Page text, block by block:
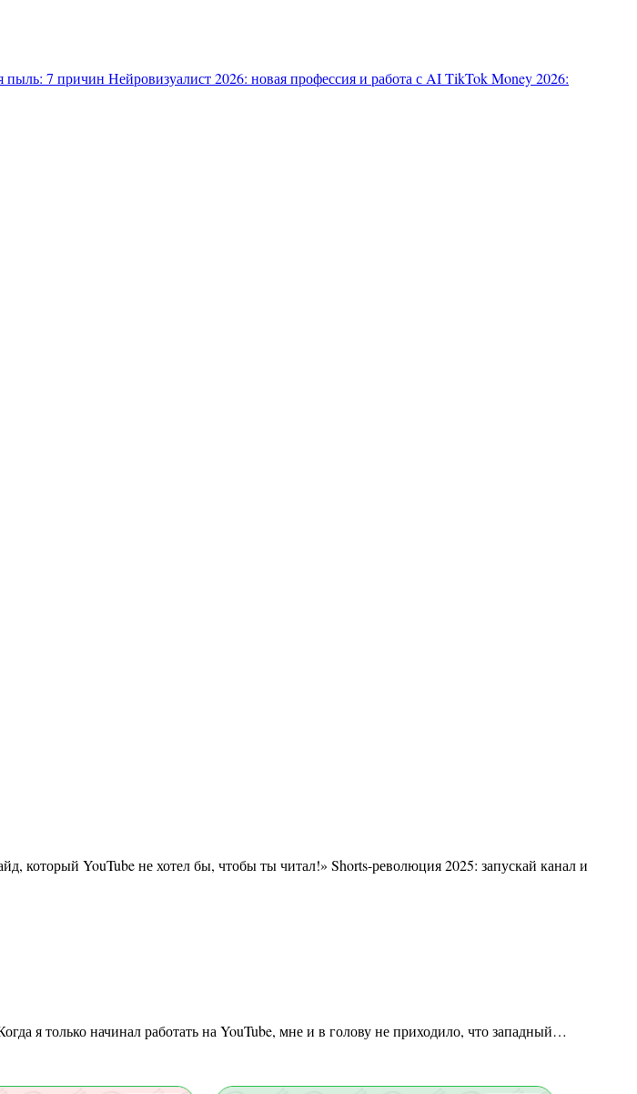
пыль: 7 причин Нейровизуалист 2026: новая профессия и работа с AITikTok Money 2026:
который YouTube не хотел бы, чтобы ты читал!» Shorts-революция 2025: запускай канал и
я только начинал работать на YouTube, мне и в голову не приходило, что западный…